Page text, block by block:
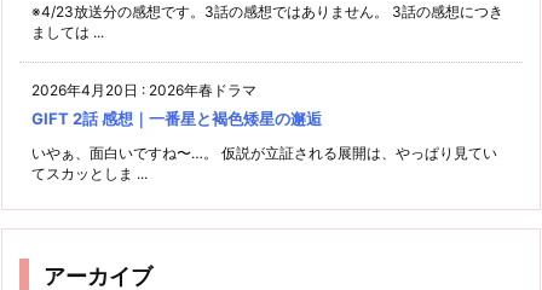
※4/23放送分の感想です。3話の感想ではありません。 3話の感想につき
ましては ...
2026年4月20日 : 2026年春ドラマ
GIFT 2話 感想｜一番星と褐色矮星の邂逅
いやぁ、面白いですね〜…。 仮説が立証される展開は、やっぱり見てい
てスカッとしま ...
アーカイブ